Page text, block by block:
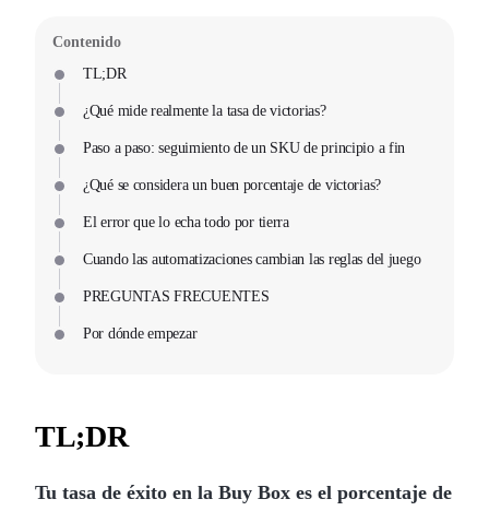
Contenido
TL;DR
¿Qué mide realmente la tasa de victorias?
Paso a paso: seguimiento de un SKU de principio a fin
¿Qué se considera un buen porcentaje de victorias?
El error que lo echa todo por tierra
Cuando las automatizaciones cambian las reglas del juego
PREGUNTAS FRECUENTES
Por dónde empezar
TL;DR
Tu tasa de éxito en la Buy Box es el porcentaje de